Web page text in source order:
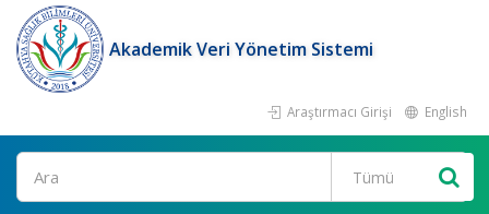
Akademik Veri Yönetim Sistemi
Araştırmacı Girişi English
Ara